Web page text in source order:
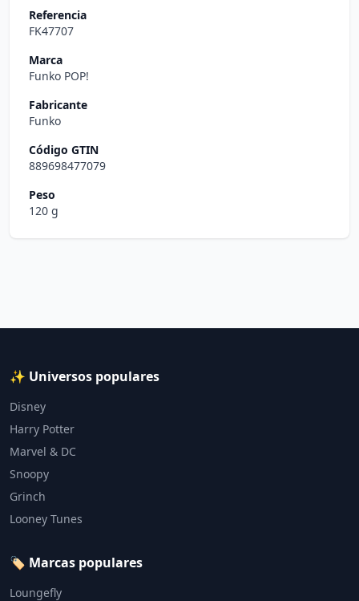
Referencia
FK47707
Marca
Funko POP!
Fabricante
Funko
Código GTIN
889698477079
Peso
120 g
✨ Universos populares
Disney
Harry Potter
Marvel & DC
Snoopy
Grinch
Looney Tunes
🏷️ Marcas populares
Loungefly